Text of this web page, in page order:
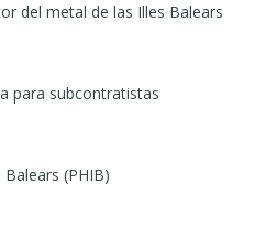
del metal de las Illes Balears
para subcontratistas
(PHIB)